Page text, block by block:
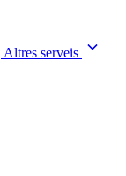
Altres serveis